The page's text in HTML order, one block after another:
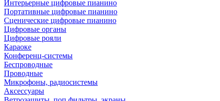
Интерьерные цифровые пианино
Портативные цифровые пианино
Сценические цифровые пианино
Цифровые органы
Цифровые рояли
Караоке
Конференц-системы
Беспроводные
Проводные
Микрофоны, радиосистемы
Аксессуары